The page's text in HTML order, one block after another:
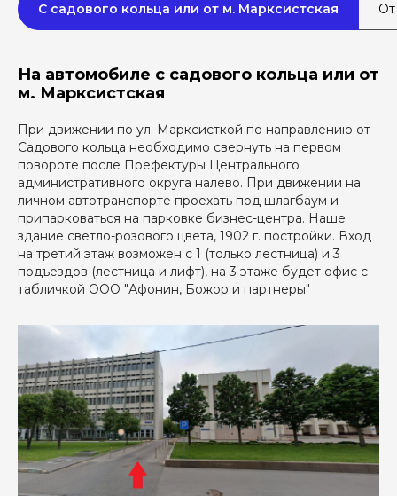
С садового кольца или от м. Марксистская От
На автомобиле с садового кольца или от
м. Марксистская
При движении по ул. Марксисткой по направлению от
Садового кольца необходимо свернуть на первом
повороте после Префектуры Центрального
административного округа налево. При движении на
личном автотранспорте проехать под шлагбаум и
припарковаться на парковке бизнес-центра. Наше
здание светло-розового цвета, 1902 г. постройки. Вход
на третий этаж возможен с 1 (только лестница) и 3
подъездов (лестница и лифт), на 3 этаже будет офис с
табличкой ООО "Афонин, Божор и партнеры"